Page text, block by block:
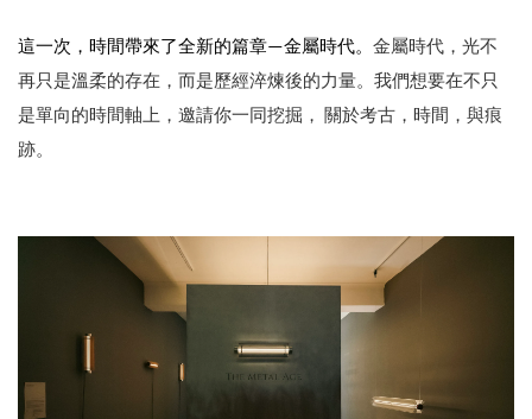
這一次，時間帶來了全新的篇章—金屬時代。 金屬時代，光不
再只是溫柔的存在，而是歷經淬煉後的力量。我們想要在不只
是單向的時間軸上，邀請你一同挖掘， 關於考古，時間，與痕
跡。